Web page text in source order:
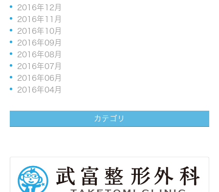
2016年12月
2016年11月
2016年10月
2016年09月
2016年08月
2016年07月
2016年06月
2016年04月
カテゴリ